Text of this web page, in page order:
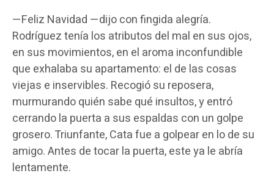
—Feliz Navidad —dijo con fingida alegría.
Rodríguez tenía los atributos del mal en sus ojos,
en sus movimientos, en el aroma inconfundible
que exhalaba su apartamento: el de las cosas
viejas e inservibles. Recogió su reposera,
murmurando quién sabe qué insultos, y entró
cerrando la puerta a sus espaldas con un golpe
grosero. Triunfante, Cata fue a golpear en lo de su
amigo. Antes de tocar la puerta, este ya le abría
lentamente.